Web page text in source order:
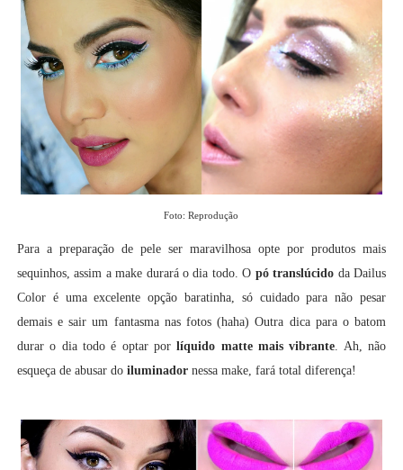
Foto: Reprodução
Para a preparação de pele ser maravilhosa opte por produtos mais
sequinhos, assim a make durará o dia todo. O pó translúcido da Dailus
Color é uma excelente opção baratinha, só cuidado para não pesar
demais e sair um fantasma nas fotos (haha) Outra dica para o batom
durar o dia todo é optar porlíquido matte mais vibrante. Ah, não
esqueça de abusar do iluminadornessa make, fará total diferença!